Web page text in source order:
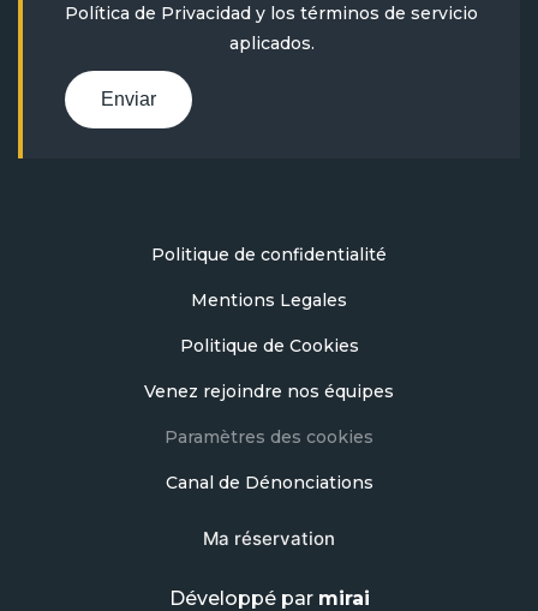
Política de Privacidad y los términos de servicio
aplicados.
Enviar
Politique de confidentialité
Mentions Legales
Politique de Cookies
Venez rejoindre nos équipes
Paramètres des cookies
Canal de Dénonciations
Ma réservation
Développé par mirai